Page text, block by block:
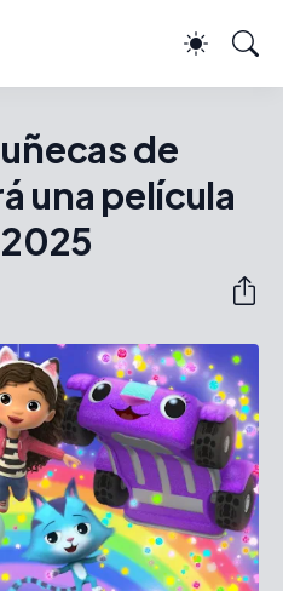
de
una película